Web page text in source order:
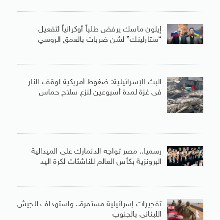
إيلون ماسك يرفض طلباً أوكرانياً لتفعيل
“ستارلينك” لشن ضربات بالعمق الروسي
البث الإسرائيلية: ضغوط أمريكية لوقف النار
فى غزة لمدة أسبوعين لنزع سلاح حماس
رسميا.. مصر تواجه الدنمارك على الميدالية
البرونزية بكأس العالم للناشئات لكرة اليد
تفجيرات إسرائيلية مستمرة.. واستهداف للجيش
اللبنانى بالجنوب